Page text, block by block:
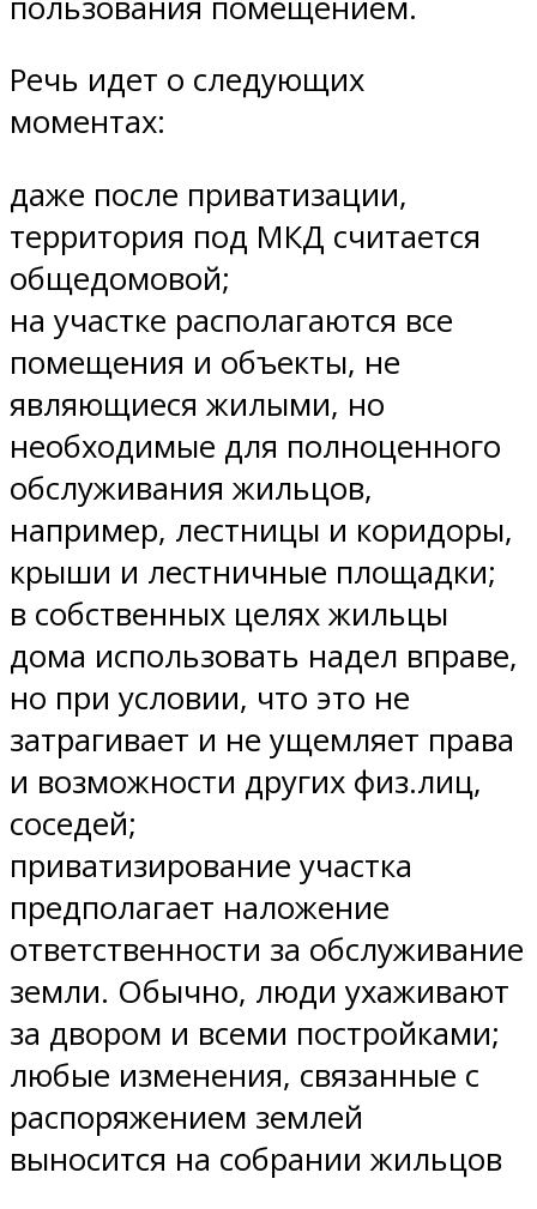
Речь идет о следующих
моментах:
даже после приватизации,
территория под МКД считается
общедомовой;
на участке располагаются все
помещения и объекты, не
являющиеся жилыми, но
необходимые для полноценного
обслуживания жильцов,
например, лестницы и коридоры,
крыши и лестничные площадки;
в собственных целях жильцы
дома использовать надел вправе,
но при условии, что это не
затрагивает и не ущемляет права
и возможности других физ.лиц,
соседей;
приватизирование участка
предполагает наложение
ответственности за обслуживание
земли. Обычно, люди ухаживают
за двором и всеми постройками;
любые изменения, связанные с
распоряжением землей
выносится на собрании жильцов